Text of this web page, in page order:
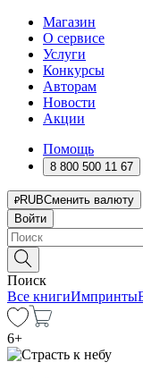
Магазин
О сервисе
Услуги
Конкурсы
Авторам
Новости
Акции
Помощь
8 800 500 11 67
RUBСменить валюту
Войти
Поиск
Все книгиИмпринты
6+